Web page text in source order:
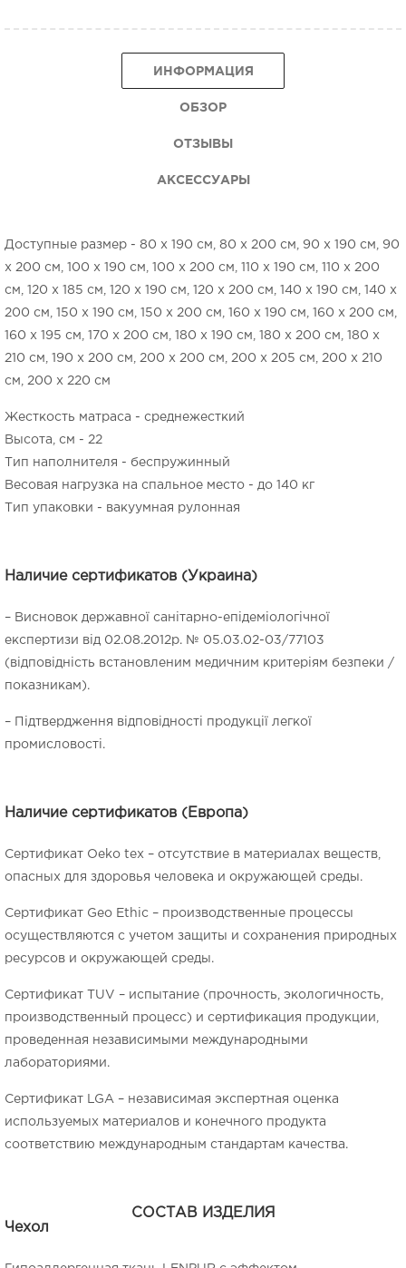
ИНФОРМАЦИЯ
ОБЗОР
ОТЗЫВЫ
АКСЕССУАРЫ
Доступные размер - 80 x 190 см, 80 x 200 см, 90 x 190 см, 90
x 200 см, 100 x 190 см, 100 x 200 см, 110 x 190 см, 110 x 200
см, 120 x 185 см, 120 x 190 см, 120 x 200 см, 140 x 190 см, 140 x
200 см, 150 x 190 см, 150 x 200 см, 160 x 190 см, 160 x 200 см,
160 x 195 см, 170 x 200 см, 180 x 190 см, 180 x 200 см, 180 x
210 см, 190 x 200 см, 200 x 200 см, 200 x 205 см, 200 x 210
см, 200 x 220 см
Жесткость матраса - среднежесткий
Высота, см - 22
Тип наполнителя - беспружинный
Весовая нагрузка на спальное место - до 140 кг
Тип упаковки - вакуумная рулонная
Наличие сертификатов (Украина)
– Висновок державної санітарно-епідеміологічної
експертизи від 02.08.2012р. № 05.03.02-03/77103
(відповідність встановленим медичним критеріям безпеки /
показникам).
– Підтвердження відповідності продукції легкої
промисловості.
Наличие сертификатов (Европа)
Cертификат Oeko tex – отсутствие в материалах веществ,
опасных для здоровья человека и окружающей среды.
Сертификат Geo Ethic – производственные процессы
осуществляются с учетом защиты и сохранения природных
ресурсов и окружающей среды.
Сертификат TUV – испытание (прочность, экологичность,
производственный процесс) и сертификация продукции,
проведенная независимыми международными
лабораториями.
Сертификат LGA – независимая экспертная оценка
используемых материалов и конечного продукта
соответствию международным стандартам качества.
СОСТАВ ИЗДЕЛИЯ
Чехол